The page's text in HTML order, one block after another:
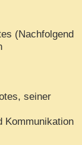
(Nachfolgend
seiner
Kommunikation